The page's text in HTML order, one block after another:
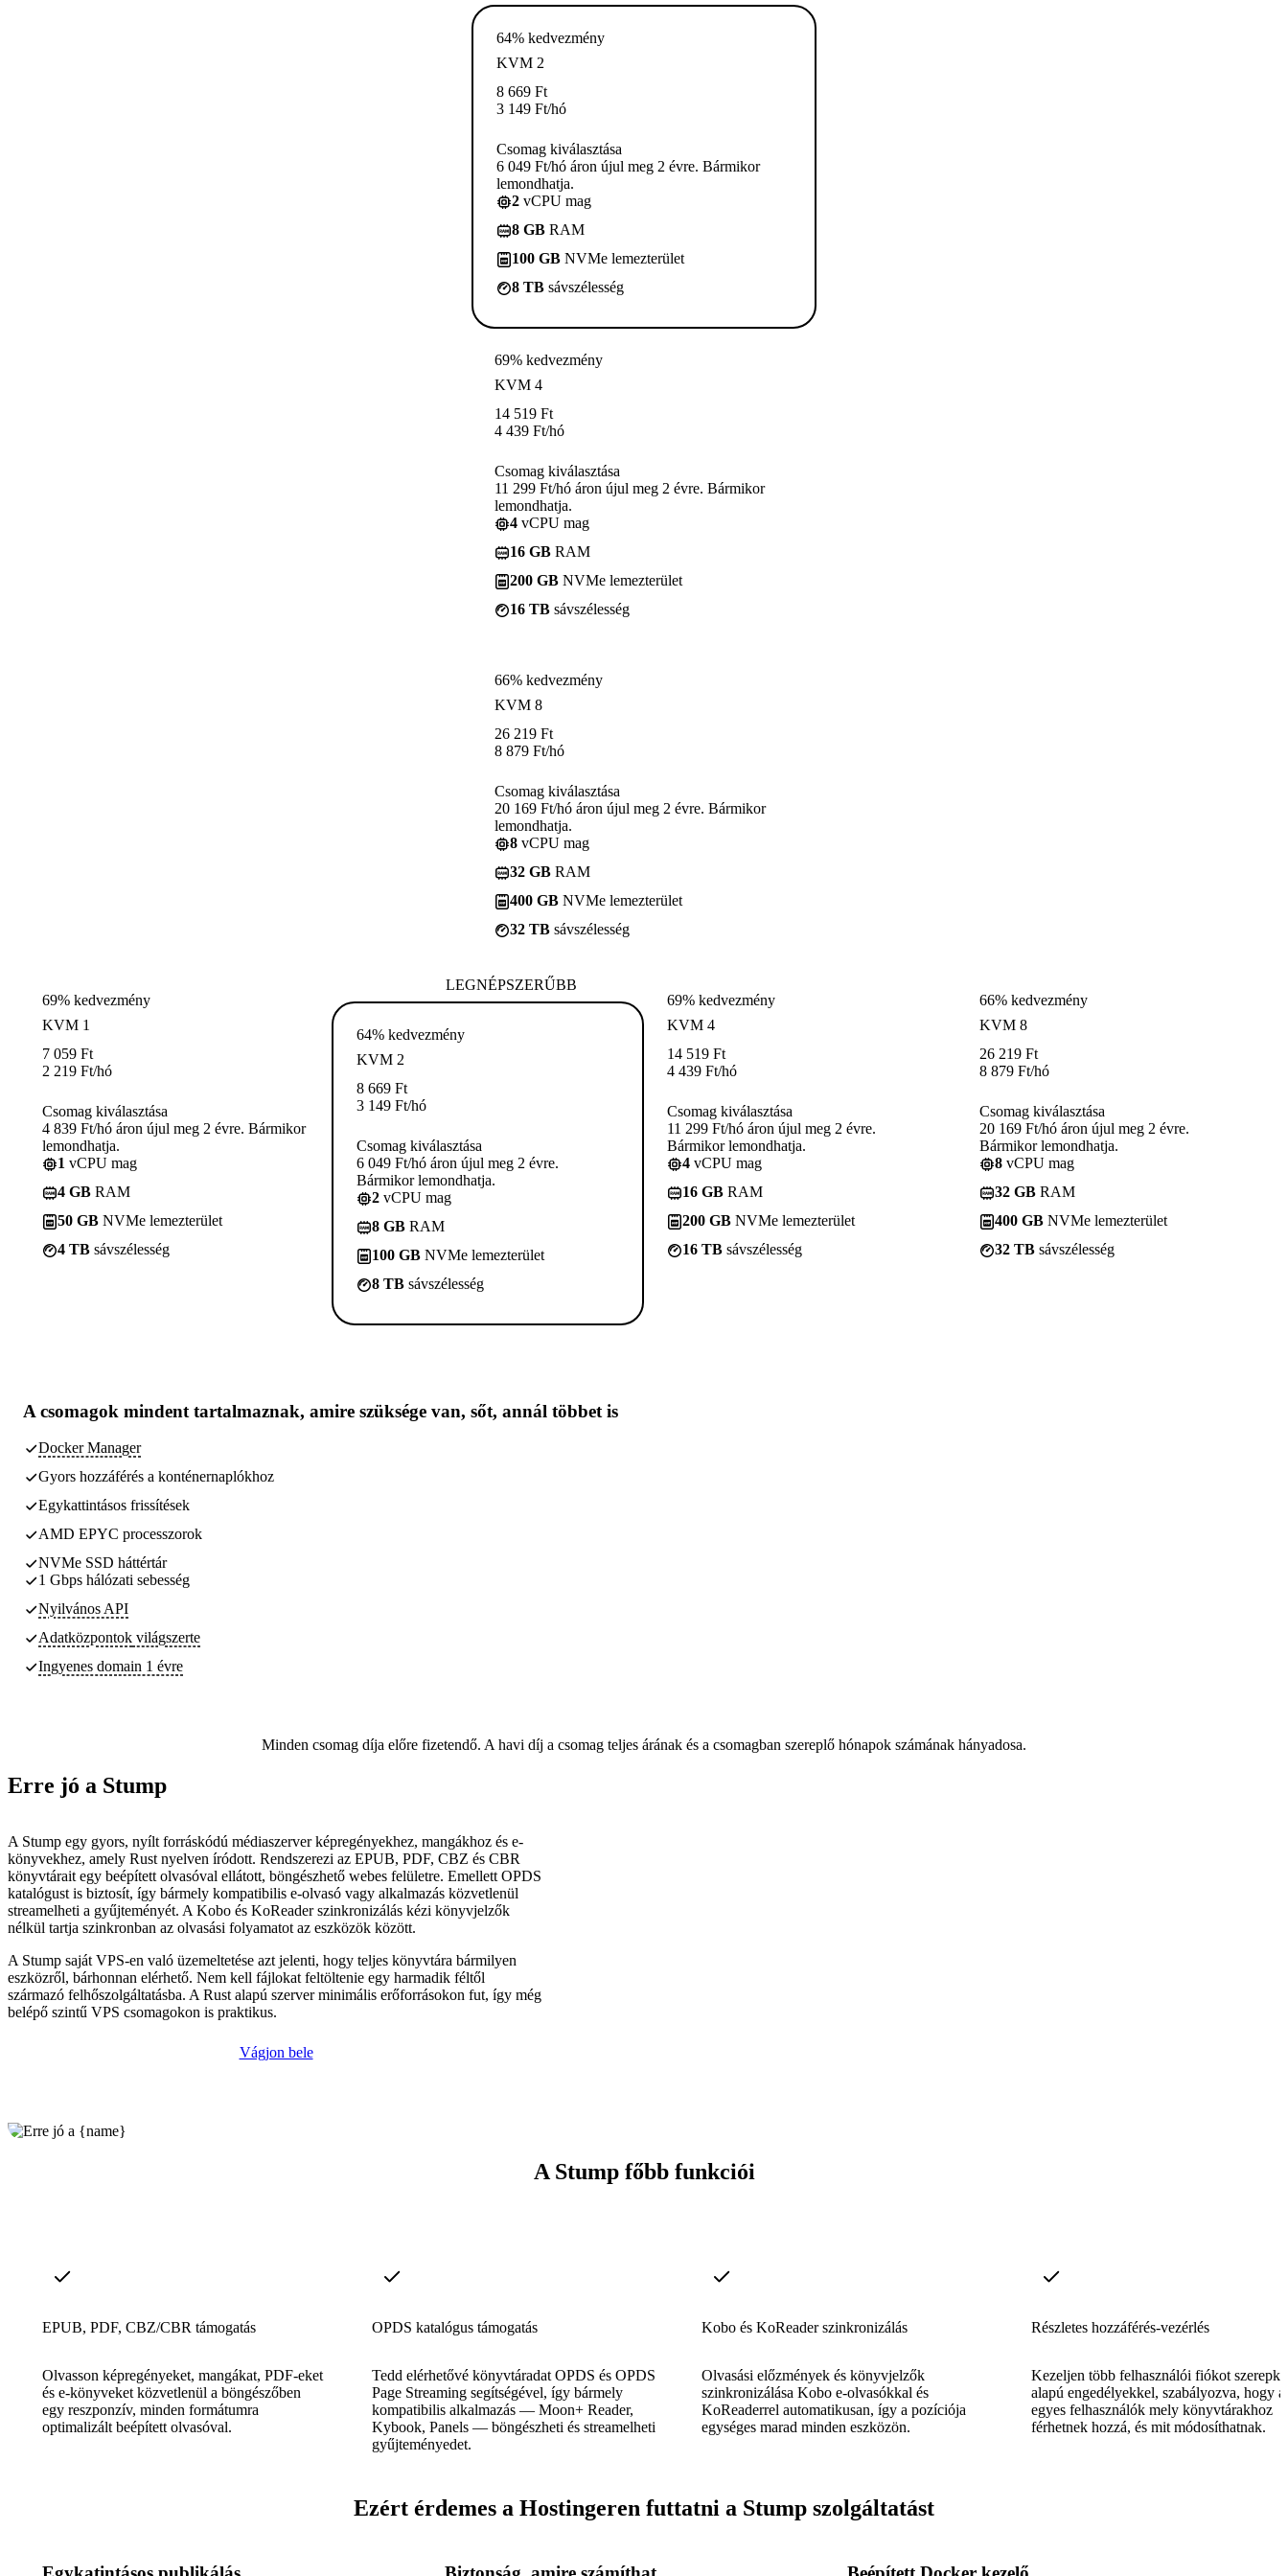
64% kedvezmény
KVM 2
8 669 Ft
3 149 Ft/hó
Csomag kiválasztása
6 049 Ft/hó áron újul meg 2 évre. Bármikor
lemondhatja.
2 vCPU mag
8 GB RAM
100 GB NVMe lemezterület
8 TB sávszélesség
69% kedvezmény
KVM 4
14 519 Ft
4 439 Ft/hó
Csomag kiválasztása
11 299 Ft/hó áron újul meg 2 évre. Bármikor
lemondhatja.
4 vCPU mag
16 GB RAM
200 GB NVMe lemezterület
16 TB sávszélesség
66% kedvezmény
KVM 8
26 219 Ft
8 879 Ft/hó
Csomag kiválasztása
20 169 Ft/hó áron újul meg 2 évre. Bármikor
lemondhatja.
8 vCPU mag
32 GB RAM
400 GB NVMe lemezterület
32 TB sávszélesség
69% kedvezmény
KVM 1
7 059 Ft
2 219 Ft/hó
Csomag kiválasztása
4 839 Ft/hó áron újul meg 2 évre. Bármikor
lemondhatja.
1 vCPU mag
4 GB RAM
50 GB NVMe lemezterület
4 TB sávszélesség
LEGNÉPSZERŰBB
64% kedvezmény
KVM 2
8 669 Ft
3 149 Ft/hó
Csomag kiválasztása
6 049 Ft/hó áron újul meg 2 évre.
Bármikor lemondhatja.
2 vCPU mag
8 GB RAM
100 GB NVMe lemezterület
8 TB sávszélesség
69% kedvezmény
KVM 4
14 519 Ft
4 439 Ft/hó
Csomag kiválasztása
11 299 Ft/hó áron újul meg 2 évre.
Bármikor lemondhatja.
4 vCPU mag
16 GB RAM
200 GB NVMe lemezterület
16 TB sávszélesség
66% kedvezmény
KVM 8
26 219 Ft
8 879 Ft/hó
Csomag kiválasztása
20 169 Ft/hó áron újul meg 2 évre.
Bármikor lemondhatja.
8 vCPU mag
32 GB RAM
400 GB NVMe lemezterület
32 TB sávszélesség
A csomagok mindent tartalmaznak, amire szüksége van, sőt, annál többet is
Docker Manager
Gyors hozzáférés a konténernaplókhoz
Egykattintásos frissítések
AMD EPYC processzorok
NVMe SSD háttértár
1 Gbps hálózati sebesség
Nyilvános API
Adatközpontok világszerte
Ingyenes domain 1 évre
Minden csomag díja előre fizetendő. A havi díj a csomag teljes árának és a csomagban szereplő hónapok számának hányadosa.
Erre jó a Stump
A Stump egy gyors, nyílt forráskódú médiaszerver képregényekhez, mangákhoz és e-
könyvekhez, amely Rust nyelven íródott. Rendszerezi az EPUB, PDF, CBZ és CBR
könyvtárait egy beépített olvasóval ellátott, böngészhető webes felületre. Emellett OPDS
katalógust is biztosít, így bármely kompatibilis e-olvasó vagy alkalmazás közvetlenül
streamelheti a gyűjteményét. A Kobo és KoReader szinkronizálás kézi könyvjelzők
nélkül tartja szinkronban az olvasási folyamatot az eszközök között.
A Stump saját VPS-en való üzemeltetése azt jelenti, hogy teljes könyvtára bármilyen
eszközről, bárhonnan elérhető. Nem kell fájlokat feltöltenie egy harmadik féltől
származó felhőszolgáltatásba. A Rust alapú szerver minimális erőforrásokon fut, így még
belépő szintű VPS csomagokon is praktikus.
Vágjon bele
A Stump főbb funkciói
EPUB, PDF, CBZ/CBR támogatás
Olvasson képregényeket, mangákat, PDF-eket
és e-könyveket közvetlenül a böngészőben
egy reszponzív, minden formátumra
optimalizált beépített olvasóval.
OPDS katalógus támogatás
Tedd elérhetővé könyvtáradat OPDS és OPDS
Page Streaming segítségével, így bármely
kompatibilis alkalmazás — Moon+ Reader,
Kybook, Panels — böngészheti és streamelheti
gyűjteményedet.
Kobo és KoReader szinkronizálás
Olvasási előzmények és könyvjelzők
szinkronizálása Kobo e-olvasókkal és
KoReaderrel automatikusan, így a pozíciója
egységes marad minden eszközön.
Részletes hozzáférés-vezérlés
Kezeljen több felhasználói fiókot
alapú engedélyekkel, szabályozva, hogy
egyes felhasználók mely könyvtárakhoz
férhetnek hozzá, és mit módosíthatnak.
Ezért érdemes a Hostingeren futtatni a Stump szolgáltatást